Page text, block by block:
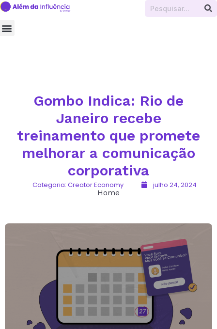
Gombo Indica: Rio de
Janeiro recebe
treinamento que promete
melhorar a comunicação
corporativa
Categoria: Creator Economy
julho 24, 2024
Home